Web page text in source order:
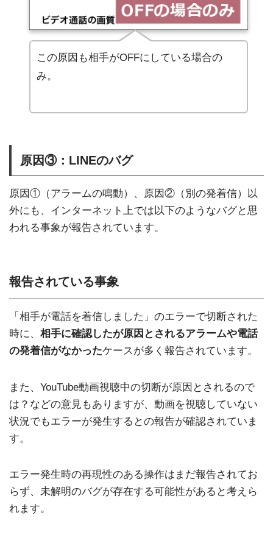
この原因も相手がOFFにしている場合の
み。
原因③：LINEのバグ
原因①（アラームの鳴動）、原因②（別の発着信）以
外にも、インターネット上では以下のようなバグと思
われる事象が報告されています。
報告されている事象
「相手が電話を着信しました」のエラーで切断された
時に、 相手に確認したが原因とされるアラームや電話
の発着信がなかったケースが多く報告されています。
また、YouTube動画視聴中の切断が原因とされるので
は？などの意見もありますが、動画を視聴していない
状況でもエラーが発生するとの報告が確認されていま
す。
エラー発生時の再現性のある操作はまだ報告されてお
らず、未解明のバグが存在する可能性があると考えら
れます。